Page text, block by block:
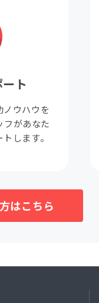
ト
ノウハウを
フがあなた
します。
はこちら